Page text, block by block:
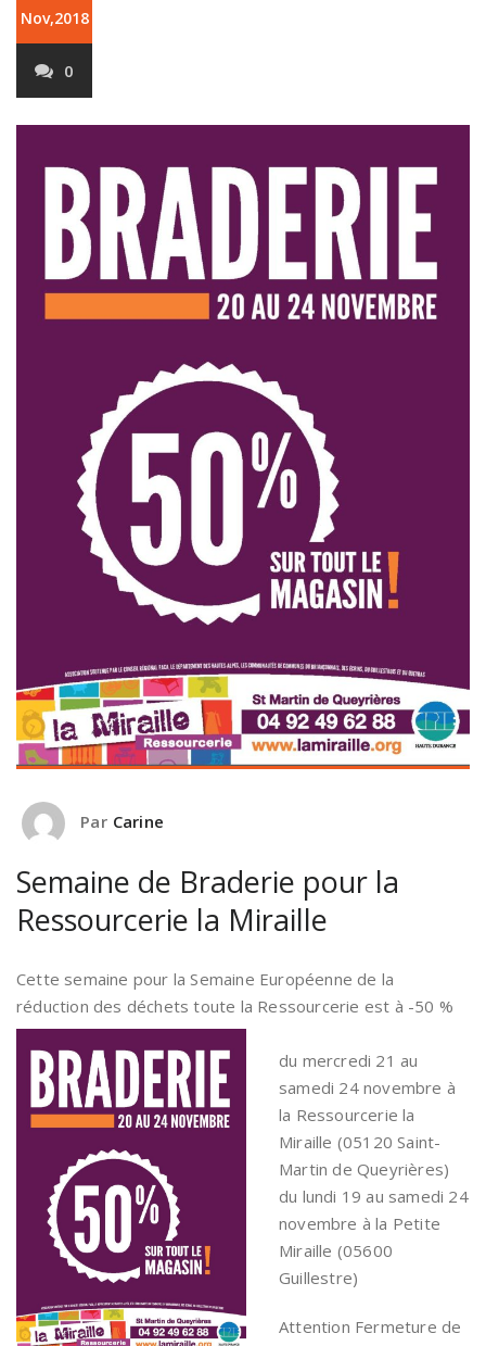
Nov,2018
0
Par Carine
Semaine de Braderie pour la
Ressourcerie la Miraille
Cette semaine pour la Semaine Européenne de la
réduction des déchets toute la Ressourcerie est à -50 %
du mercredi 21 au
samedi 24 novembre à
la Ressourcerie la
Miraille (05120 Saint-
Martin de Queyrières)
du lundi 19 au samedi 24
novembre à la Petite
Miraille (05600
Guillestre)
Attention Fermeture de